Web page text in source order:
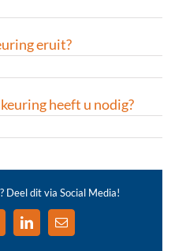
eruit?
heeft u nodig?
Deel dit via Social Media!
LinkedIn
E-